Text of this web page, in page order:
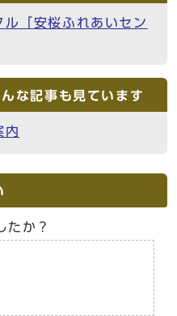
「安桜ふれあいセン
な記事も見ています
内
たか？